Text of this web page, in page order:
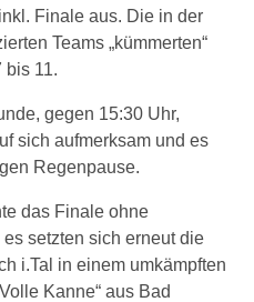
Finale aus. Die in der
Teams „kümmerten“
bis 11.
gegen 15:30 Uhr,
sich aufmerksam und es
Regenpause.
das Finale ohne
setzten sich erneut die
i.Tal in einem umkämpften
Kanne“ aus Bad